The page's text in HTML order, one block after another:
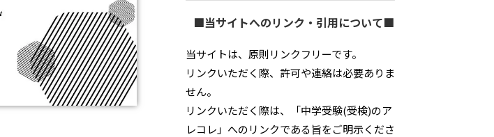
■当サイトへのリンク・引用について■
当サイトは、原則リンクフリーです。
リンクいただく際、許可や連絡は必要ありま
せん。
リンクいただく際は、「中学受験(受検)のア
レコレ」へのリンクである旨をご明示くださ